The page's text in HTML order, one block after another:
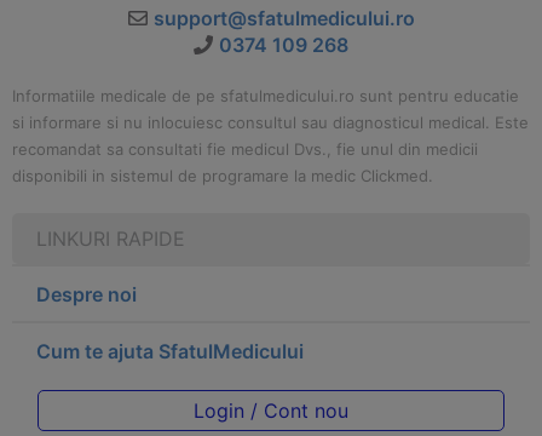
support@sfatulmedicului.ro
0374 109 268
Informatiile medicale de pe sfatulmedicului.ro sunt pentru educatie
si informare si nu inlocuiesc consultul sau diagnosticul medical. Este
recomandat sa consultati fie medicul Dvs., fie unul din medicii
disponibili in sistemul de programare la medic Clickmed.
LINKURI RAPIDE
Despre noi
Cum te ajuta SfatulMedicului
Login / Cont nou